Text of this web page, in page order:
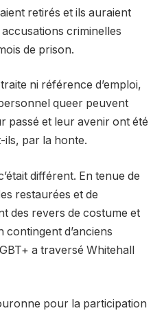
retirés et ils auraient
criminelles
de prison.
ni référence d’emploi,
queer peuvent
passé et leur avenir ont été
ils, par la honte.
différent. En tenue de
restaurées et de
des revers de costume et
contingent d’anciens
a traversé Whitehall
pour la participation